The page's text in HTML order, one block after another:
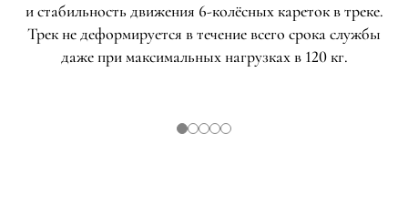
и стабильность движения 6-колёсных кареток в треке.
Трек не деформируется в течение всего срока службы
даже при максимальных нагрузках в 120 кг.